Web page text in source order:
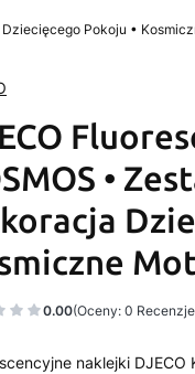
Pokoju •
•
0.00(Oceny: 0
naklejki